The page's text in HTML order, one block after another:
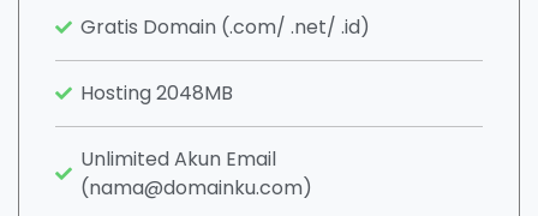
Gratis Domain (.com/ .net/ .id)
Hosting 2048MB
Unlimited Akun Email
(nama@domainku.com)